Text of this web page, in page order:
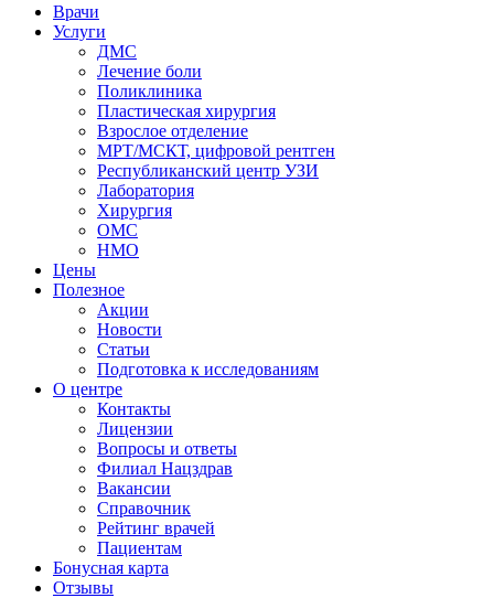
Врачи
Услуги
ДМС
Лечение боли
Поликлиника
Пластическая хирургия
Взрослое отделение
МРТ/МСКТ, цифровой рентген
Республиканский центр УЗИ
Лаборатория
Хирургия
ОМС
НМО
Цены
Полезное
Акции
Новости
Статьи
Подготовка к исследованиям
О центре
Контакты
Лицензии
Вопросы и ответы
Филиал Нацздрав
Вакансии
Справочник
Рейтинг врачей
Пациентам
Бонусная карта
Отзывы